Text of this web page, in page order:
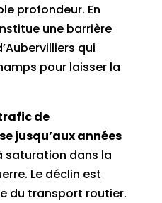
profondeur. En
une barrière
qui
pour laisser la
de
jusqu’aux années
saturation dans la
Le déclin est
du transport routier.